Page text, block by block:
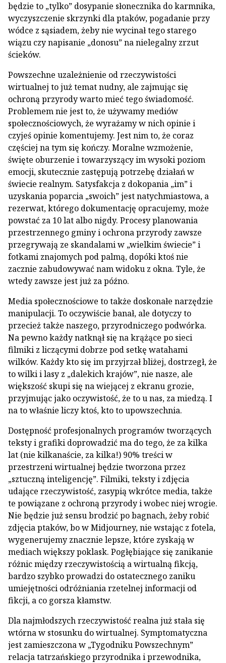
będzie to „tylko” dosypanie słonecznika do karmnika,
wyczyszczenie skrzynki dla ptaków, pogadanie przy
wódce z sąsiadem, żeby nie wycinał tego starego
wiązu czy napisanie „donosu” na nielegalny zrzut
ścieków.
Powszechne uzależnienie od rzeczywistości
wirtualnej to już temat nudny, ale zajmując się
ochroną przyrody warto mieć tego świadomość.
Problemem nie jest to, że używamy mediów
społecznościowych, że wyrażamy w nich opinie i
czyjeś opinie komentujemy. Jest nim to, że coraz
częściej na tym się kończy. Moralne wzmożenie,
święte oburzenie i towarzyszący im wysoki poziom
emocji, skutecznie zastępują potrzebę działań w
świecie realnym. Satysfakcja z dokopania „im” i
uzyskania poparcia „swoich” jest natychmiastowa, a
rezerwat, którego dokumentację opracujemy, może
powstać za 10 lat albo nigdy. Procesy planowania
przestrzennego gminy i ochrona przyrody zawsze
przegrywają ze skandalami w „wielkim świecie” i
fotkami znajomych pod palmą, dopóki ktoś nie
zacznie zabudowywać nam widoku z okna. Tyle, że
wtedy zawsze jest już za późno.
Media społecznościowe to także doskonałe narzędzie
manipulacji. To oczywiście banał, ale dotyczy to
przecież także naszego, przyrodniczego podwórka.
Na pewno każdy natknął się na krążące po sieci
filmiki z liczącymi dobrze pod setkę watahami
wilków. Każdy kto się im przyjrzał bliżej, dostrzegł, że
to wilki i lasy z „dalekich krajów”, nie nasze, ale
większość skupi się na wiejącej z ekranu grozie,
przyjmując jako oczywistość, że to u nas, za miedzą. I
na to właśnie liczy ktoś, kto to upowszechnia.
Dostępność profesjonalnych programów tworzących
teksty i grafiki doprowadzić ma do tego, że za kilka
lat (nie kilkanaście, za kilka!) 90% treści w
przestrzeni wirtualnej będzie tworzona przez
„sztuczną inteligencję”. Filmiki, teksty i zdjęcia
udające rzeczywistość, zasypią wkrótce media, także
te powiązane z ochroną przyrody i wobec niej wrogie.
Nie będzie już sensu brodzić po bagnach, żeby robić
zdjęcia ptaków, bo w Midjourney, nie wstając z fotela,
wygenerujemy znacznie lepsze, które zyskają w
mediach większy poklask. Pogłębiające się zanikanie
różnic między rzeczywistością a wirtualną fikcją,
bardzo szybko prowadzi do ostatecznego zaniku
umiejętności odróżniania rzetelnej informacji od
fikcji, a co gorsza kłamstw.
Dla najmłodszych rzeczywistość realna już stała się
wtórna w stosunku do wirtualnej. Symptomatyczna
jest zamieszczona w „Tygodniku Powszechnym”
relacja tatrzańskiego przyrodnika i przewodnika,